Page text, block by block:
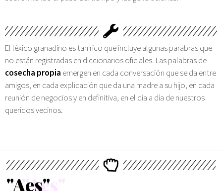
El léxico granadino es tan rico que incluye algunas parabras que
no están registradas en diccionarios oficiales. Las palabras de
cosecha propia emergen en cada conversación que se da entre
amigos, en cada explicación que da una madre a su hijo, en cada
reunión de negocios y en definitiva, en el día a día de nuestros
queridos vecinos.
"Aes"